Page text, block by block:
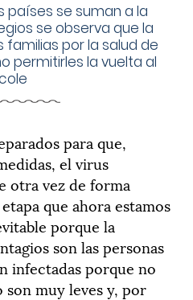
países se suman a la
se observa que la
por la salud de
permitirles la vuelta al
para que,
el virus
otra vez de forma
que ahora estamos
porque la
son las personas
infectadas porque no
muy leves y, por